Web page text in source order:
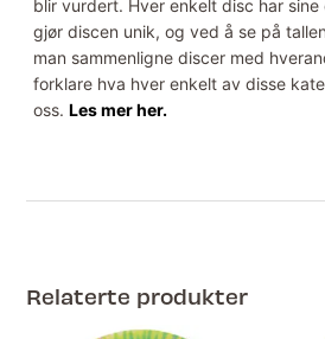
blir vurdert. Hver enkelt disc har sine
gjør discen unik, og ved å se på
man sammenligne discer med
forklare hva hver enkelt av disse
oss.Les mer her.
Relaterte produkter